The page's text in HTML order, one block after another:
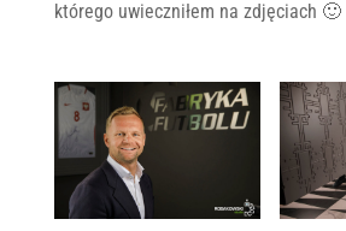
którego uwieczniłem na zdjęciach 🙂